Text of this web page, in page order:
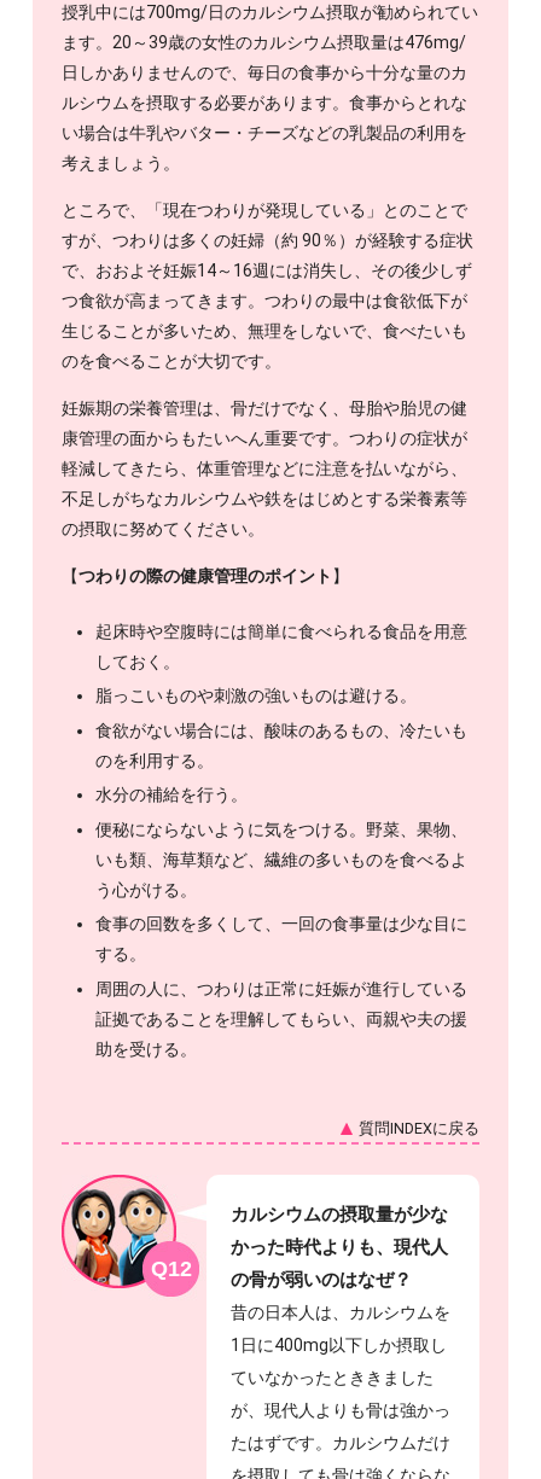
授乳中には700mg/日のカルシウム摂取が勧められてい
ます。20～39歳の女性のカルシウム摂取量は476mg/
日しかありませんので、毎日の食事から十分な量のカ
ルシウムを摂取する必要があります。食事からとれな
い場合は牛乳やバター・チーズなどの乳製品の利用を
考えましょう。
ところで、「現在つわりが発現している」とのことで
すが、つわりは多くの妊婦（約 90％）が経験する症状
で、おおよそ妊娠14～16週には消失し、その後少しず
つ食欲が高まってきます。つわりの最中は食欲低下が
生じることが多いため、無理をしないで、食べたいも
のを食べることが大切です。
妊娠期の栄養管理は、骨だけでなく、母胎や胎児の健
康管理の面からもたいへん重要です。つわりの症状が
軽減してきたら、体重管理などに注意を払いながら、
不足しがちなカルシウムや鉄をはじめとする栄養素等
の摂取に努めてください。
【つわりの際の健康管理のポイント 】
起床時や空腹時には簡単に食べられる食品を用意
しておく。
脂っこいものや刺激の強いものは避ける。
食欲がない場合には、酸味のあるもの、冷たいも
のを利用する。
水分の補給を行う。
便秘にならないように気をつける。野菜、果物、
いも類、海草類など、繊維の多いものを食べるよ
う心がける。
食事の回数を多くして、一回の食事量は少な目に
する。
周囲の人に、つわりは正常に妊娠が進行している
証拠であることを理解してもらい、両親や夫の援
助を受ける。
質問INDEXに戻る
Q12
カルシウムの摂取量が少な
かった時代よりも、現代人
の骨が弱いのはなぜ？
昔の日本人は、カルシウムを
1日に400mg以下しか摂取し
ていなかったとききました
が、現代人よりも骨は強かっ
たはずです。カルシウムだけ